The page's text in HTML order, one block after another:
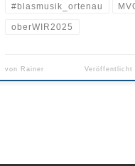
#blasmusik_ortenau
oberWIR2025
von Rainer Veröffentlicht